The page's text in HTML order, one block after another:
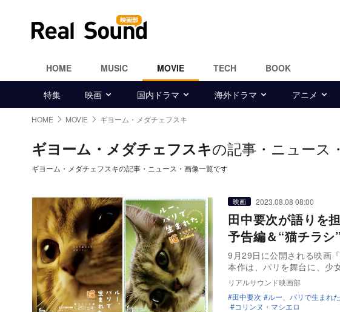
HOME MUSIC MOVIE TECH BOOK
特集 映画 国内ドラマ 海外ドラマ アニメ
HOME MOVIE ギヨーム・メダチェフスキ
ギヨーム・メダチェフスキの記事・ニュース
ギヨーム・メダチェフスキの記事・ニュース・画像一覧です
映画 2023.08.08 08:00
田中要次が語りを
予告編＆“猫チラシ
9月29日に公開される映画
本作は、パリを舞台に、少
リアルサウンド映画部
田中要次
ルー、パリで生まれ
コリンヌ・マシエロ